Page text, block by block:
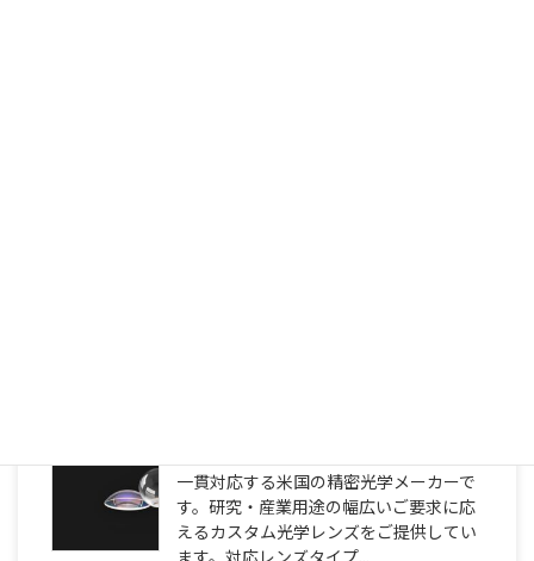
一貫対応する米国の精密光学メーカーで
す。研究・産業用途の幅広いご要求に応
えるカスタム光学レンズをご提供してい
ます。対応レンズタイプ...